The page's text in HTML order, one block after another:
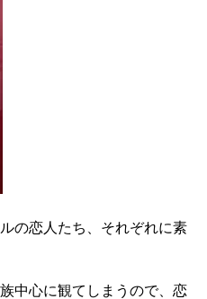
の恋人たち、それぞれに素
中心に観てしまうので、恋